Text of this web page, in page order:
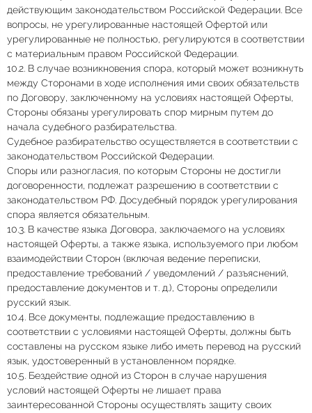
действующим законодательством Российской Федерации. Все
вопросы, не урегулированные настоящей Офертой или
урегулированные не полностью, регулируются в соответствии
с материальным правом Российской Федерации.
10.2. В случае возникновения спора, который может возникнуть
между Сторонами в ходе исполнения ими своих обязательств
по Договору, заключенному на условиях настоящей Оферты,
Стороны обязаны урегулировать спор мирным путем до
начала судебного разбирательства.
Судебное разбирательство осуществляется в соответствии с
законодательством Российской Федерации.
Споры или разногласия, по которым Стороны не достигли
договоренности, подлежат разрешению в соответствии с
законодательством РФ. Досудебный порядок урегулирования
спора является обязательным.
10.3. В качестве языка Договора, заключаемого на условиях
настоящей Оферты, а также языка, используемого при любом
взаимодействии Сторон (включая ведение переписки,
предоставление требований / уведомлений / разъяснений,
предоставление документов и т. д.), Стороны определили
русский язык.
10.4. Все документы, подлежащие предоставлению в
соответствии с условиями настоящей Оферты, должны быть
составлены на русском языке либо иметь перевод на русский
язык, удостоверенный в установленном порядке.
10.5. Бездействие одной из Сторон в случае нарушения
условий настоящей Оферты не лишает права
заинтересованной Стороны осуществлять защиту своих